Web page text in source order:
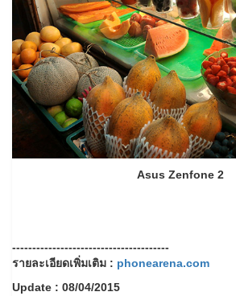
Asus Zenfone 2
---------------------------------------
รายละเอียดเพิ่มเติม : phonearena.com
Update : 08/04/2015